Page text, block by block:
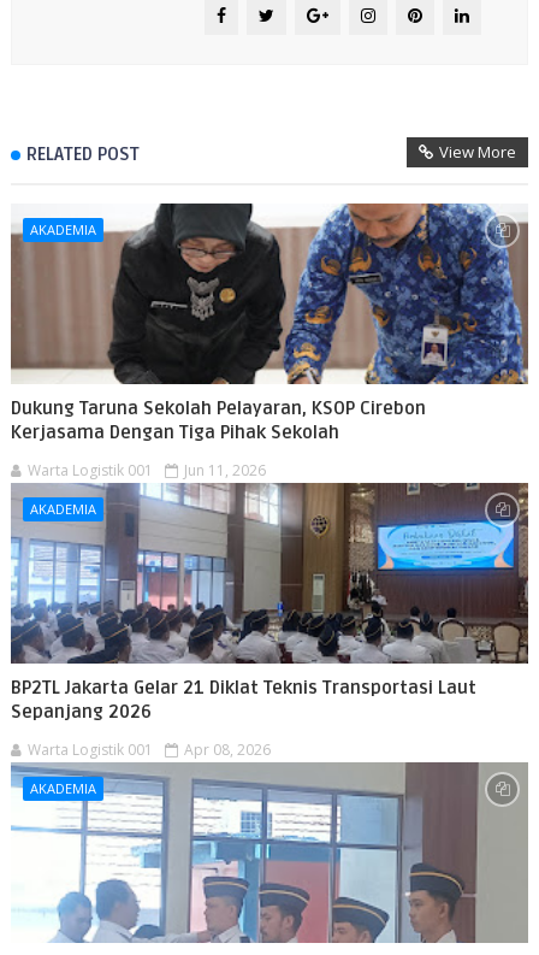
RELATED POST View More
AKADEMIA
Dukung Taruna Sekolah Pelayaran, KSOP Cirebon
Kerjasama Dengan Tiga Pihak Sekolah
Warta Logistik 001 Jun 11, 2026
AKADEMIA
BP2TL Jakarta Gelar 21 Diklat Teknis Transportasi Laut
Sepanjang 2026
Warta Logistik 001 Apr 08, 2026
AKADEMIA